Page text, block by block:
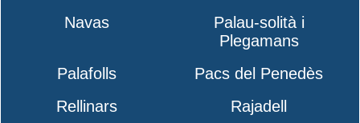
Navas
Palau-solità i
Plegamans
Palafolls
Pacs del Penedès
Rellinars
Rajadell